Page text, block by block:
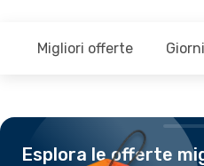
Migliori offerte
Esplora le offerte